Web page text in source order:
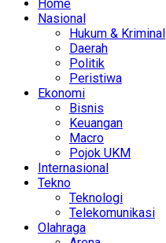
Home
Nasional
Hukum & Kriminal
Daerah
Politik
Peristiwa
Ekonomi
Bisnis
Keuangan
Macro
Pojok UKM
Internasional
Tekno
Teknologi
Telekomunikasi
Olahraga